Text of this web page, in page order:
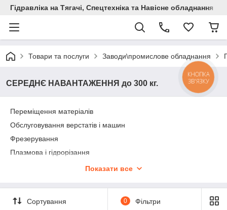
Гідравліка на Тягачі, Спецтехніка та Навісне обладнання
Товари та послуги Заводи\промислове обладнання
СЕРЕДНЄ НАВАНТАЖЕННЯ до 300 кг.
Переміщення матеріалів
Обслуговування верстатів і машин
Фрезерування
Плазмова і гідрорізання
Показати все
Сортування 0 Фільтри
КНОПКА
ЗВ'ЯЗКУ